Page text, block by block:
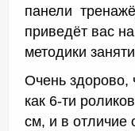
панели
приведёт вас
методики
Очень здорово,
как 6-ти
см, и в отличие